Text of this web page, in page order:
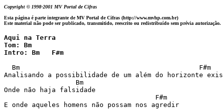
Copyright © 1998-2001 MV Portal de Cifras
Esta página é parte integrante de MV Portal de Cifras (http://www.mvhp.com.br)
Este material não pode ser publicado, transmitido, reescrito ou redistribuído sem prévia autorização.
Aqui na Terra
Tom: Bm
Intro: Bm   F#m
  Bm						 F#m
Analisando a possibilidade de um além do horizonte
Onde não haja falsidade
E onde aqueles homens não possam nos agredir